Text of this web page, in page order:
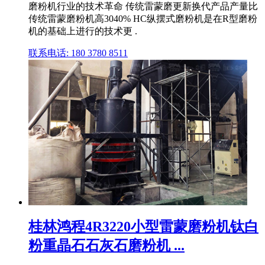
磨粉机行业的技术革命 传统雷蒙磨更新换代产品产量比
传统雷蒙磨粉机高3040% HC纵摆式磨粉机是在R型磨粉
机的基础上进行的技术更 .
联系电话: 180 3780 8511
桂林鸿程4R3220小型雷蒙磨粉机钛白
粉重晶石石灰石磨粉机 ...